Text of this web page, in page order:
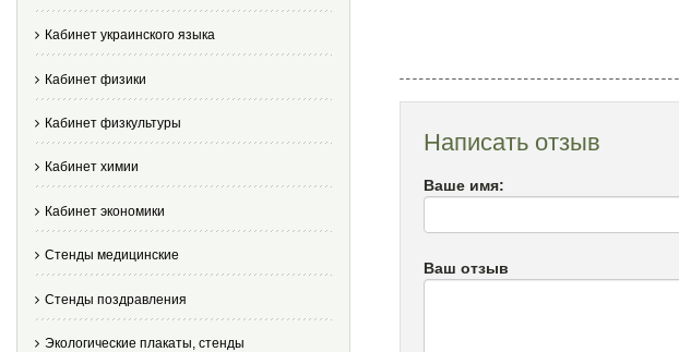
Кабинет украинского языка
Кабинет физики
Кабинет физкультуры
Кабинет химии
Кабинет экономики
Стенды медицинские
Стенды поздравления
Экологические плакаты, стенды
Написать отзыв
Ваше имя:
Ваш отзыв